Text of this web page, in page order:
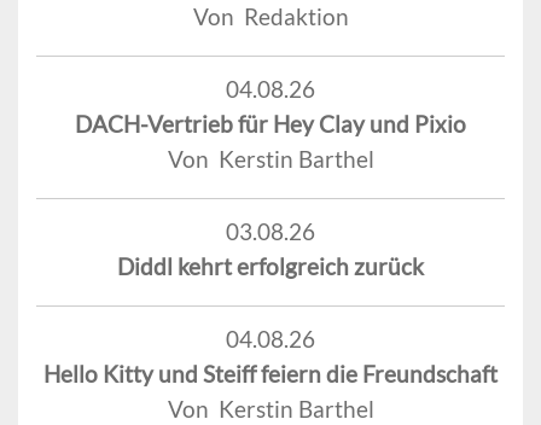
Von Redaktion
04.08.26
DACH-Vertrieb für Hey Clay und Pixio
Von Kerstin Barthel
03.08.26
Diddl kehrt erfolgreich zurück
04.08.26
Hello Kitty und Steiff feiern die Freundschaft
Von Kerstin Barthel